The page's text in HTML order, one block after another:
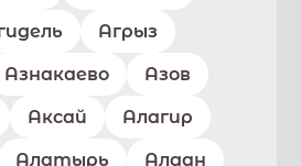
Агрыз
Азнакаево Азов
Аксай Алагир
Алатырь Алдан